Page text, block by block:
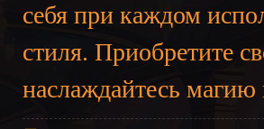
себя при каждом
стиля. Приобретите
наслаждайтесь магию